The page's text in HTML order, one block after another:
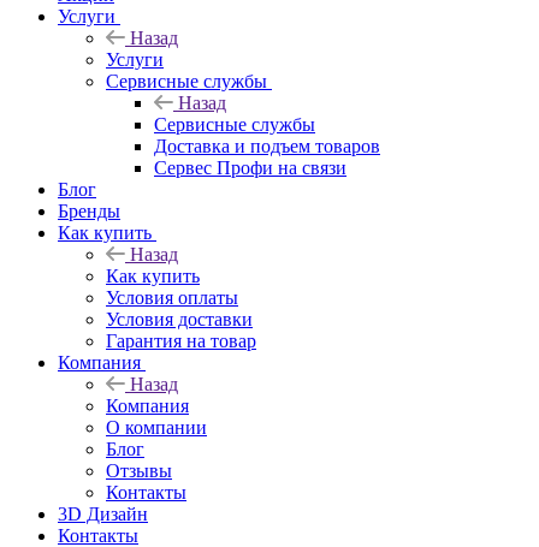
Услуги
Назад
Услуги
Сервисные службы
Назад
Сервисные службы
Доставка и подъем товаров
Сервес Профи на связи
Блог
Бренды
Как купить
Назад
Как купить
Условия оплаты
Условия доставки
Гарантия на товар
Компания
Назад
Компания
О компании
Блог
Отзывы
Контакты
3D Дизайн
Контакты